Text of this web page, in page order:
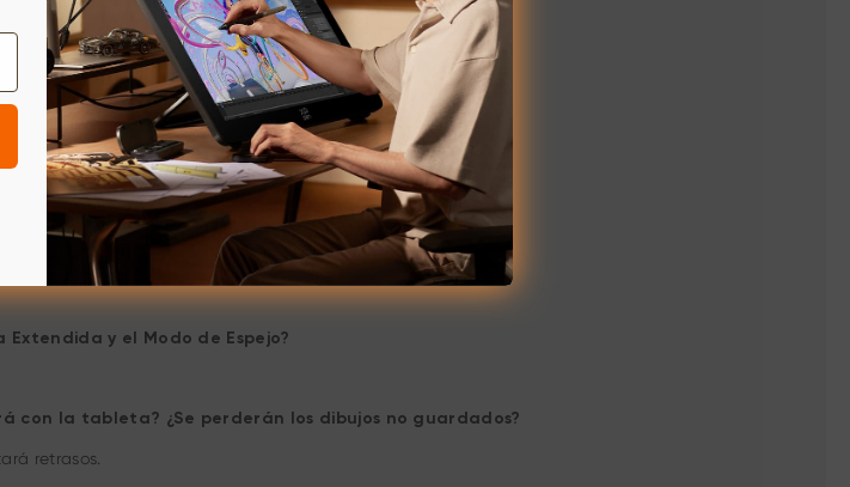
la tableta al conectarse al ordenador?
al ordenador?
la de la tableta o la del ordenador?
y el Modo de Espejo?
con la tableta? ¿Se perderán los dibujos no guardados?
retrasos.